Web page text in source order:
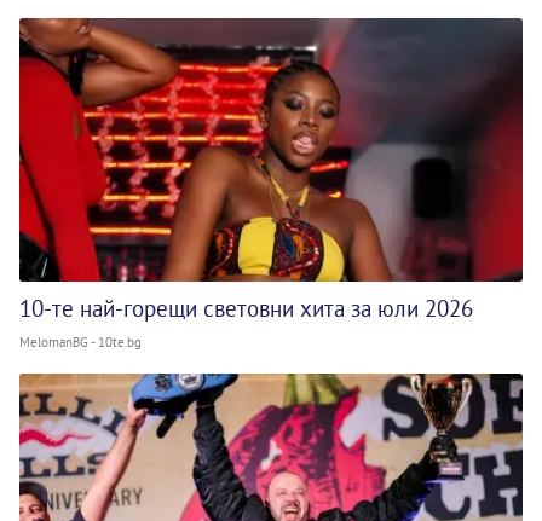
10-те най-горещи световни хита за юли 2026
MelomanBG - 10te.bg